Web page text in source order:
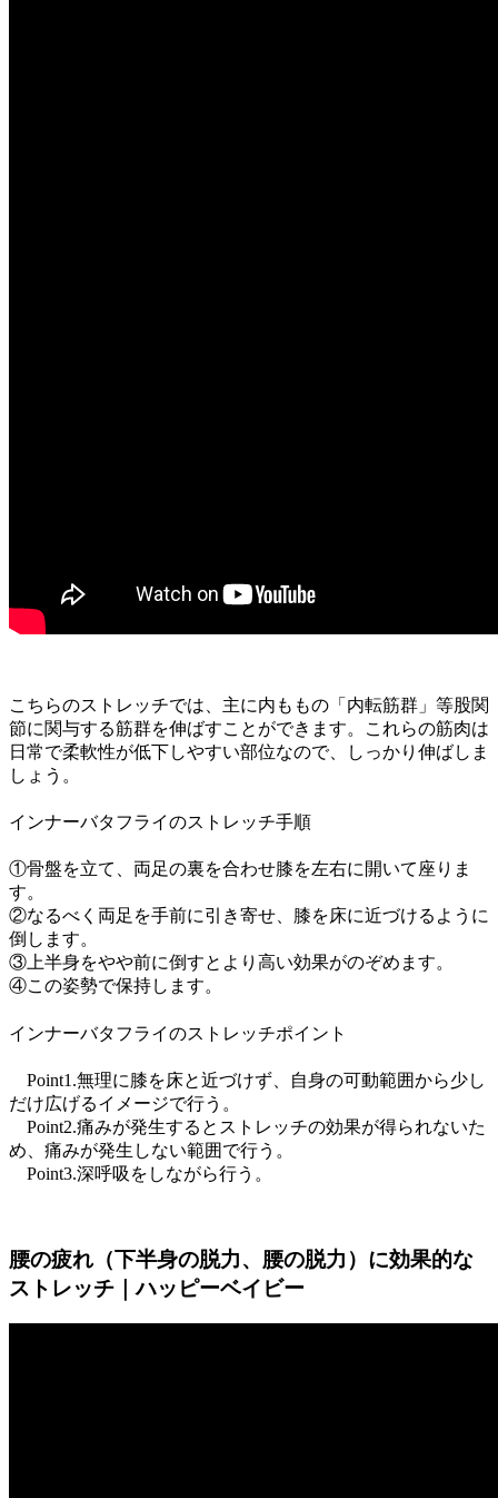
こちらのストレッチでは、 主に内ももの「内転筋群」等股関
節に関与する筋群を伸ばすことができます。
これらの筋肉は
日常で柔軟性が低下しやすい部位なので、しっかり伸ばしま
しょう。
インナーバタフライのストレッチ手順
①骨盤を立て、両足の裏を合わせ膝を左右に開いて 座りま
す。
②なるべく両足を手前に引き寄せ、膝を床に近づけるように
倒します。
③上半身をやや前に倒すとより高い効果がのぞめます。
④この姿勢で保持します。
インナーバタフライのストレッチポイント
Point1.無理に膝を床と近づけず、自身の可動範囲から少し
だけ広げるイメージで行う。
Point2.痛みが発生するとストレッチの効果が得られないた
め、痛みが発生しない範囲で行う。
Point3.深呼吸をしながら行う。
腰の疲れ（下半身の脱力、腰の脱力）に効果的な
ストレッチ｜ハッピーベイビー